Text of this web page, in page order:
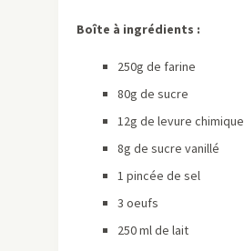
Boîte à ingrédients :
250g de farine
80g de sucre
12g de levure chimique
8g de sucre vanillé
1 pincée de sel
3 oeufs
250 ml de lait